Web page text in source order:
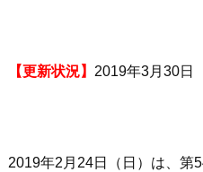
【更新状況】 2019年3月30日
2019年2月24日（日）は、第